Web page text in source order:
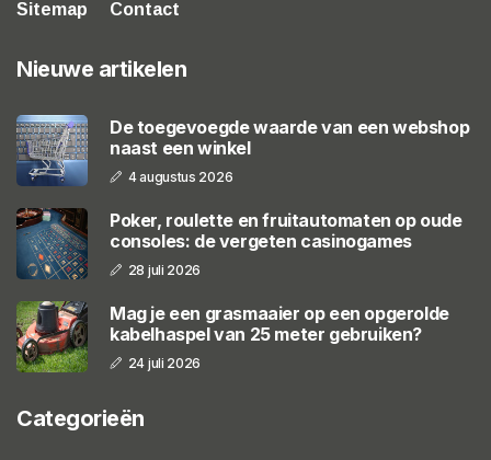
Sitemap
Contact
Nieuwe artikelen
De toegevoegde waarde van een webshop
naast een winkel
4 augustus 2026
Poker, roulette en fruitautomaten op oude
consoles: de vergeten casinogames
28 juli 2026
Mag je een grasmaaier op een opgerolde
kabelhaspel van 25 meter gebruiken?
24 juli 2026
Categorieën